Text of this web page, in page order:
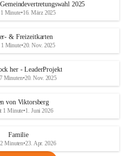
2025
Minute•16. März 2025
& Freizeitkarten
1 Minute•20. Nov. 2025
her - LeaderProjekt
Minuten•20. Nov. 2025
von Viktorsberg
1 Minute•1. Juni 2026
Familie
Minuten•23. Apr. 2026